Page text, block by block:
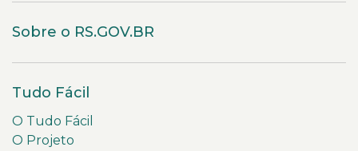
Sobre o RS.GOV.BR
Tudo Fácil
O Tudo Fácil
O Projeto